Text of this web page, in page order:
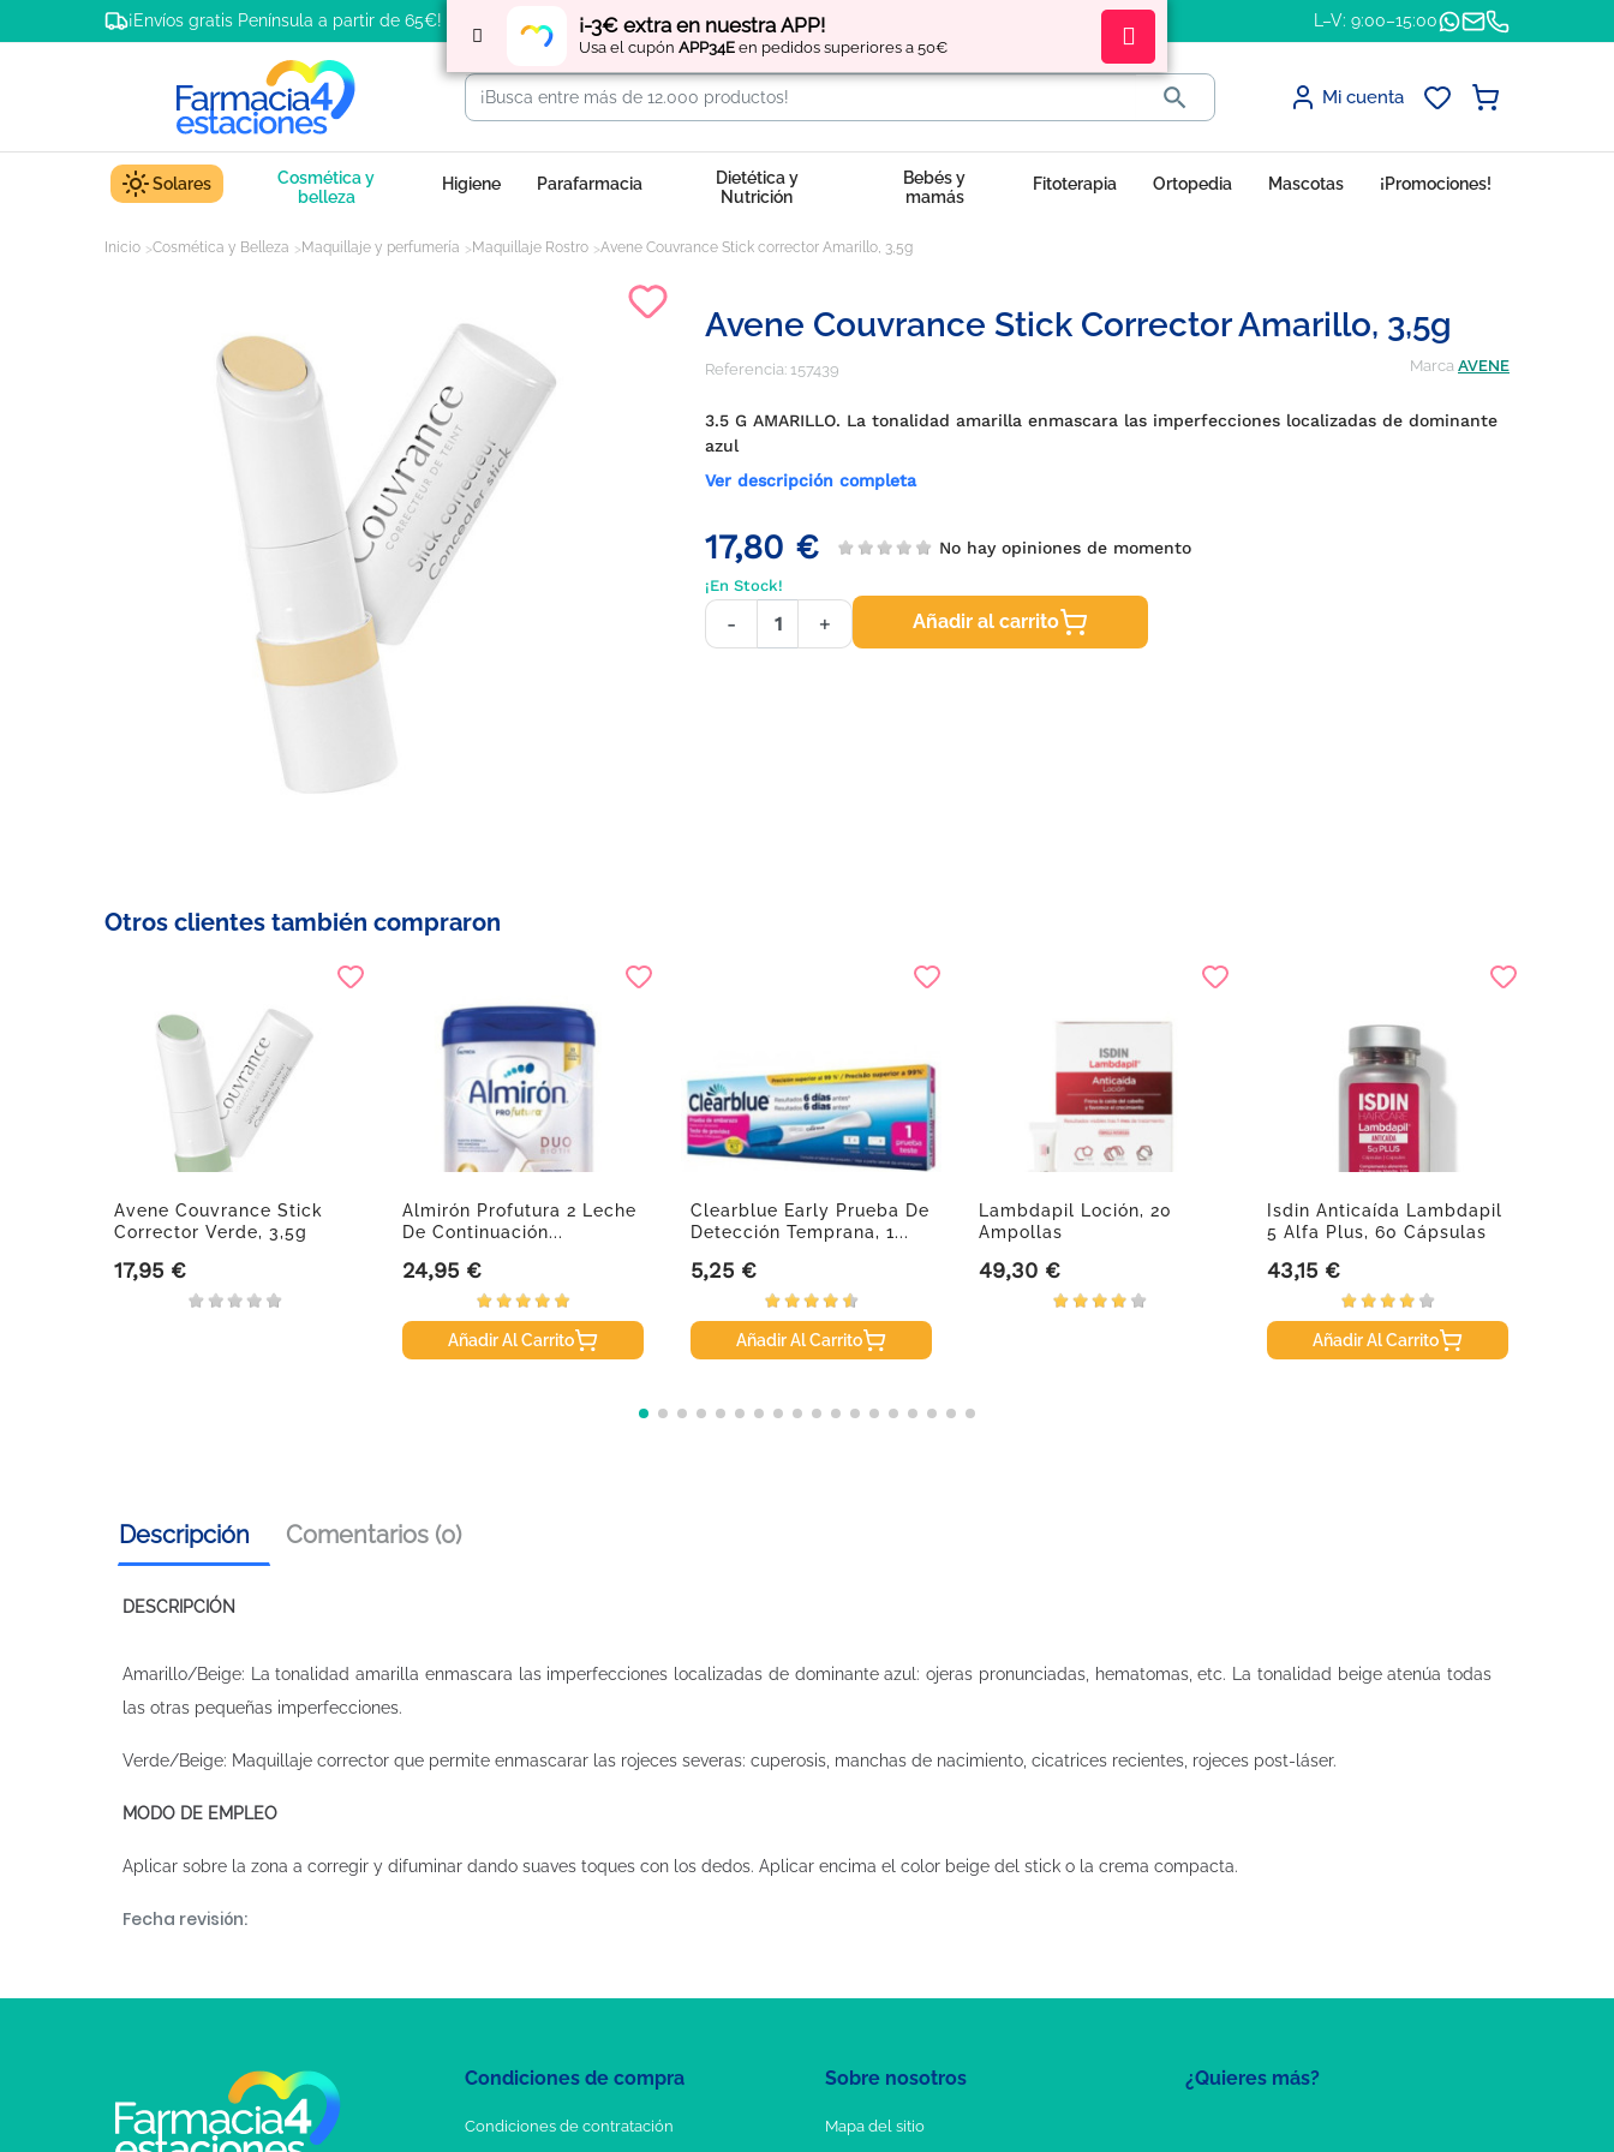
¡-3€ extra en nuestra APP!
Usa el cupón APP34E en pedidos superiores a 50€
¡Envíos gratis Península a partir de 65€! Regístratey obtén L–V: 9:00–15:00
 Mi cuenta
Solares
Cosmética y
belleza
Higiene Parafarmacia
Dietética y
Nutrición
Bebés y
mamás
Fitoterapia Ortopedia Mascotas ¡Promociones!
Inicio Cosmética y Belleza Maquillaje y perfumería Maquillaje Rostro Avene Couvrance Stick corrector Amarillo, 3,5g
Avene Couvrance Stick Corrector Amarillo, 3,5g
Referencia: 157439 Marca AVENE
3.5 G AMARILLO. La tonalidad amarilla enmascara las imperfecciones localizadas de dominante
azul
Ver descripción completa
17,80 € No hay opiniones de momento
¡En Stock!
- + Añadir al carrito
Otros clientes también compraron
Avene Couvrance Stick
Corrector Verde, 3,5g
Precio
17,95 €
Almirón Profutura 2 Leche
De Continuación...
Precio
24,95 €
Añadir Al Carrito
Clearblue Early Prueba De
Detección Temprana, 1...
Precio
5,25 €
Añadir Al Carrito
Lambdapil Loción, 20
Ampollas
Precio
49,30 €
Isdin Anticaída Lambdapil
5 Alfa Plus, 60 Cápsulas
Precio
43,15 €
Añadir Al Carrito
Descripción Comentarios (0)
DESCRIPCIÓN
Amarillo/Beige: La tonalidad amarilla enmascara las imperfecciones localizadas de dominante azul: ojeras pronunciadas, hematomas, etc. La tonalidad beige atenúa todas
las otras pequeñas imperfecciones.
Verde/Beige: Maquillaje corrector que permite enmascarar las rojeces severas: cuperosis, manchas de nacimiento, cicatrices recientes, rojeces post-láser.
MODO DE EMPLEO
Aplicar sobre la zona a corregir y difuminar dando suaves toques con los dedos. Aplicar encima el color beige del stick o la crema compacta.
Fecha revisión:
¿Quieres más?
Condiciones de compra
Condiciones de contratación
Sobre nosotros
Mapa del sitio